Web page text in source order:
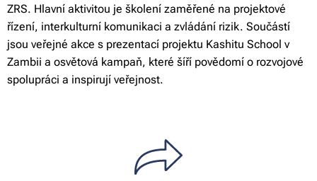
ZRS. Hlavní aktivitou je školení zaměřené na projektové
řízení, interkulturní komunikaci a zvládání rizik. Součástí
jsou veřejné akce s prezentací projektu Kashitu School v
Zambii a osvětová kampaň, které šíří povědomí o rozvojové
spolupráci a inspirují veřejnost.